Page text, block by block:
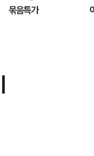
묶음특가